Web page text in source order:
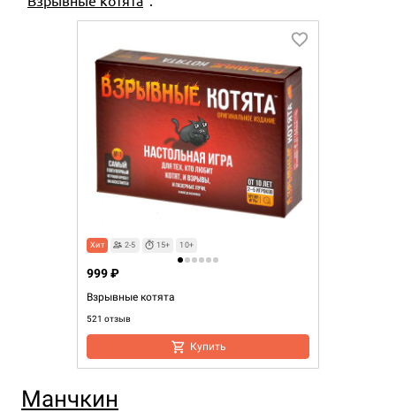
Хит 2-5 15+ 10+
Взрывные котята
521 отзыв
999 ₽
Купить
Манчкин